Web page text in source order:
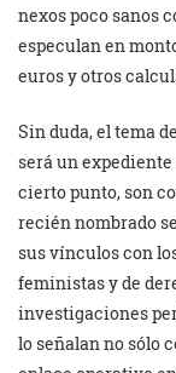
nexos poco sanos
especulan en
euros y otros
Sin duda, el tema
será un
cierto punto, son
recién nombrado
sus vínculos con
feministas y de
investigaciones
lo señalan no sólo